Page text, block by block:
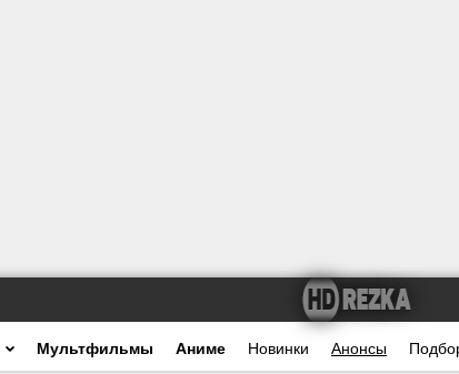
Мультфильмы Аниме Новинки Анонсы